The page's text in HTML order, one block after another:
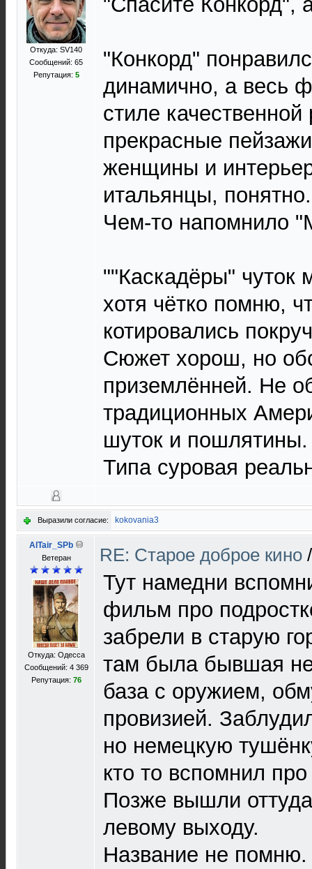
Откуда: SV140
Сообщений: 65
Репутация: 5
"Конкорд"
динамично, а весь
стиле
прекрасные
женщины и
итальянцы, понятно.
Чем-то напомнило
""Каскадёры" чуток
хотя чётко помню,
котировались
Сюжет хорош, но
приземлённей. Не
традиционных
шуток и пошлятины.
Типа суровая
Выразили согласие: kokovania3
AlTair_SPb
Ветеран
Откуда: Одесса
Сообщений: 4 369
Репутация: 76
RE: Старое доброе кино
Тут намедни
фильм про
забрели в старую
там была бывшая
база с оружием,
провизией.
но немецкую
кто то вспомнил
Позже вышли
левому выходу.
Название не помню.